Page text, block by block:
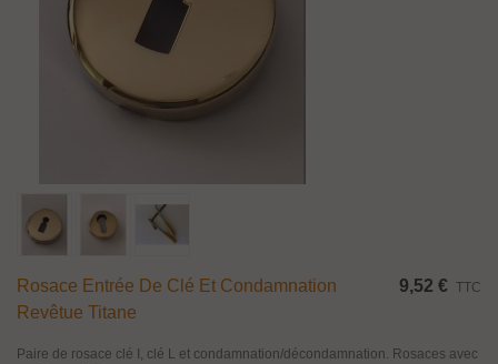
Rosace Entrée De Clé Et Condamnation
Revêtue Titane
9,52 € TTC
Paire de rosace clé I, clé L et condamnation/décondamnation. Rosaces avec